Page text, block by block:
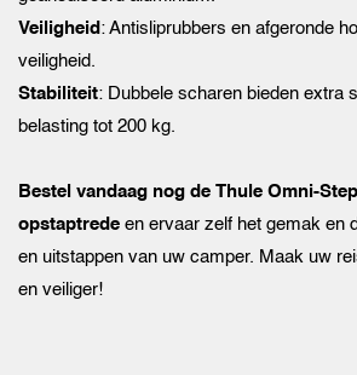
Veiligheid : Antisliprubbers en afgeronde
veiligheid.
Stabiliteit: Dubbele scharen bieden extra
belasting tot 200 kg.
Bestel vandaag nog de Thule Omni-
opstaptrede en ervaar zelf het gemak en
en uitstappen van uw camper. Maak uw
en veiliger!